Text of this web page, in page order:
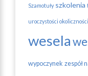
Szamotuły szkolenia
uroczystości
wesela
wypoczynek zespół